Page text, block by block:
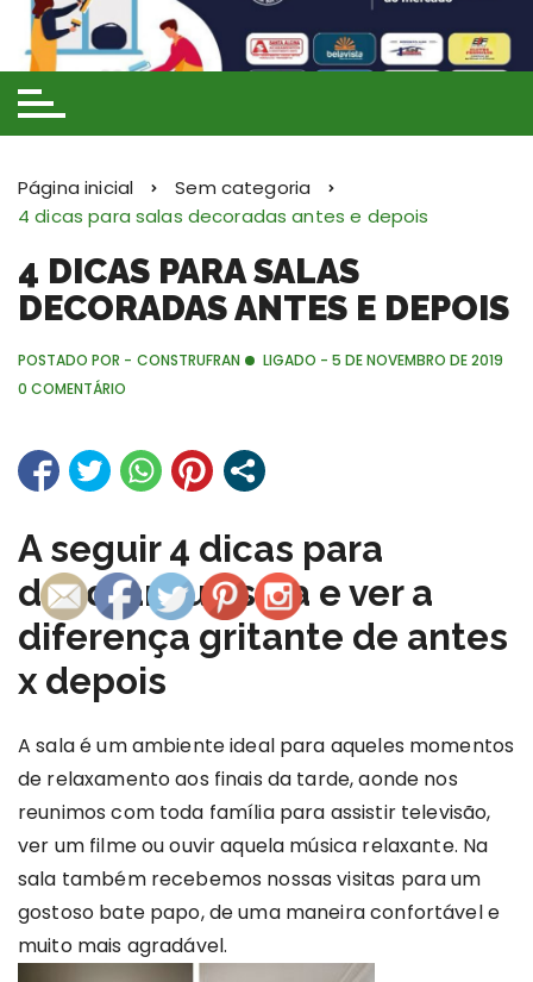
para
o
conteúdo
Página inicial
Sem categoria
4 dicas para salas decoradas antes e depois
4 DICAS PARA SALAS
DECORADAS ANTES E DEPOIS
POSTADO POR - CONSTRUFRAN LIGADO -5 DE NOVEMBRO DE 2019
0 COMENTÁRIO
A seguir 4 dicas para
decorar sua sala e ver a
diferença gritante de antes
x depois
A sala é um ambiente ideal para aqueles momentos
de relaxamento aos finais da tarde, aonde nos
reunimos com toda família para assistir televisão,
ver um filme ou ouvir aquela música relaxante. Na
sala também recebemos nossas visitas para um
gostoso bate papo, de uma maneira confortável e
muito mais agradável.